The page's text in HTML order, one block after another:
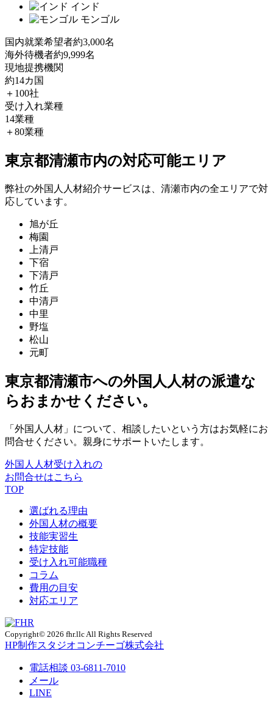
インド
モンゴル
国内就業希望者約3,000名
海外待機者約9,999名
現地提携機関
約14カ国
＋100社
受け入れ業種
14業種
＋80業種
東京都清瀬市内の対応可能エリア
弊社の外国人人材紹介サービスは、清瀬市内の全エリアで対
応しています。
旭が丘
梅園
上清戸
下宿
下清戸
竹丘
中清戸
中里
野塩
松山
元町
東京都清瀬市への外国人人材の派遣な
らおまかせください。
「外国人人材」について、相談したいという方はお気軽にお
問合せください。親身にサポートいたします。
外国人人材受け入れの
お問合せはこちら
TOP
選ばれる理由
外国人材の概要
技能実習生
特定技能
受け入れ可能職種
コラム
費用の目安
対応エリア
Copyright© 2026 fhr.llc All Rights Reserved
HP制作スタジオコンチーゴ株式会社
電話相談 03-6811-7010
メール
LINE